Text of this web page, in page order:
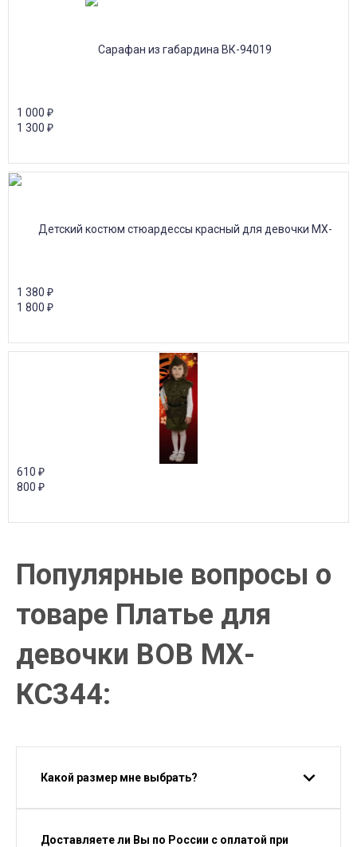
1 000 ₽
1 300 ₽
1 380 ₽
1 800 ₽
610 ₽
800 ₽
Популярные вопросы о
товаре Платье для
девочки ВОВ МХ-
КС344:
Какой размер мне выбрать?
Доставляете ли Вы по России с оплатой при